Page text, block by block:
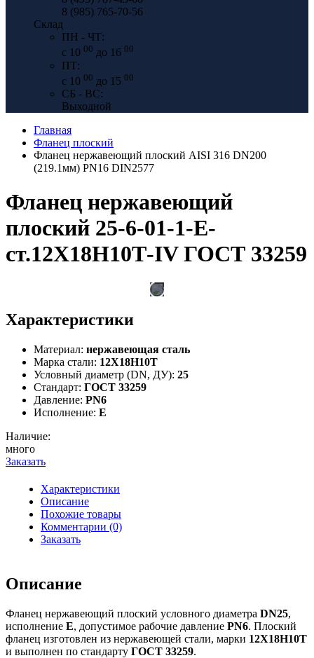
8 (985) 765-70-56
Склад
ПН - ЧТ:
с 10 00 до 16 00
ПТ:
с 10 00 до 15 00
СБ - ВС:
Выходной
Главная
Фланец плоский
Фланец нержавеющий плоский AISI 316 DN200
(219.1мм) PN16 DIN2577
Фланец нержавеющий
плоский 25-6-01-1-Е-
ст.12Х18Н10Т-IV ГОСТ 33259
Характеристики
Материал: нержавеющая сталь
Марка стали: 12Х18Н10Т
Условный диаметр (DN, ДУ): 25
Стандарт: ГОСТ 33259
Давление: PN6
Исполнение: E
Наличие:
много
Заказать
Характеристики
Описание
Похожие товары
Комментарии (0)
Заказать
Описание
Фланец нержавеющий плоский условного диаметра DN25,
исполнение E, допустимое рабочие давление PN6. Плоский
фланец изготовлен из нержавеющей стали, марки 12Х18Н10Т
и выполнен по стандарту ГОСТ 33259.